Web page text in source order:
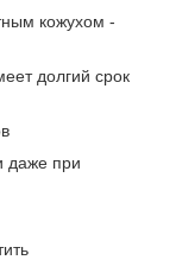
кожухом -
долгий срок
даже при